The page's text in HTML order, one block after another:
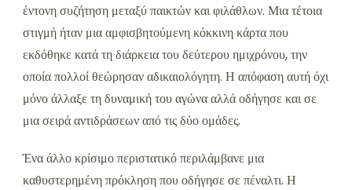
έντονη συζήτηση μεταξύ παικτών και φιλάθλων. Μια τέτοια
στιγμή ήταν μια αμφισβητούμενη κόκκινη κάρτα που
εκδόθηκε κατά τη διάρκεια του δεύτερου ημιχρόνου, την
οποία πολλοί θεώρησαν αδικαιολόγητη. Η απόφαση αυτή όχι
μόνο άλλαξε τη δυναμική του αγώνα αλλά οδήγησε και σε
μια σειρά αντιδράσεων από τις δύο ομάδες.
Ένα άλλο κρίσιμο περιστατικό περιλάμβανε μια
καθυστερημένη πρόκληση που οδήγησε σε πέναλτι. Η